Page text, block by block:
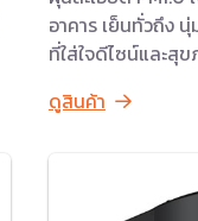
อาคาร เย็นทั่วถึง
ที่ใส่ใจดีไซน์และสุ
ดูสินค้า